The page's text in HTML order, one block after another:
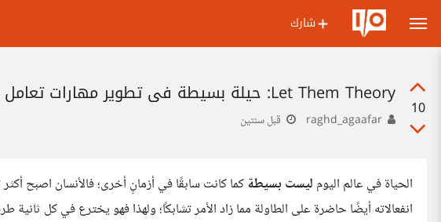
شارك
10
Let Them Theory: حيلة بسيطة في تطوير مهارات تعامل الشخص مع من حوله
قبل سنتين
الحياة في عالم اليوم ليست بسيطة كما كانت سابقًا في أزمانٍ أخرى؛ فالأنسان اصبح
انفعالاته أيضًا حاضرة على الطاولة مما زاد الأمر تشابكًا؛ ولهذا فهو يخترع في كل ثانية